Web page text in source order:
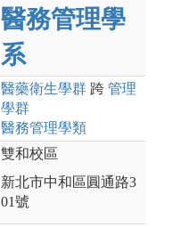
醫務管理學
系
醫藥衛生學群 跨 管理
學群
醫務管理學類
雙和校區
新北市中和區圓通路3
01號